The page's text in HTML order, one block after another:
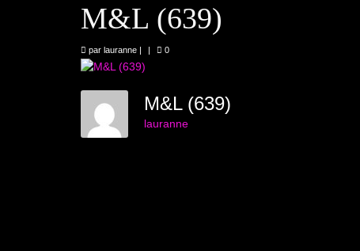
M&L (639)
par lauranne | | 0
M&L (639)
lauranne